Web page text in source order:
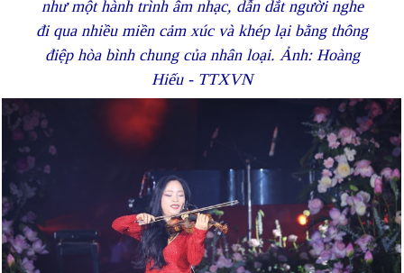
như một hành trình âm nhạc, dẫn dắt người nghe
đi qua nhiều miền cảm xúc và khép lại bằng thông
điệp hòa bình chung của nhân loại. Ảnh: Hoàng
Hiếu - TTXVN